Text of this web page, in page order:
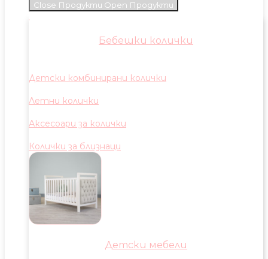
Close Продукти Open Продукти
Бебешки колички
Детски комбинирани колички
Летни колички
Аксесоари за колички
Колички за близнаци
Детски мебели